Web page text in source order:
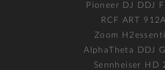
Pioneer DJ DDJ
RCF ART 912A
Zoom
AlphaTheta DDJ
Sennheiser HD